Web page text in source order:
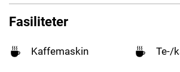
Fasiliteter
Kaffemaskin Te-/